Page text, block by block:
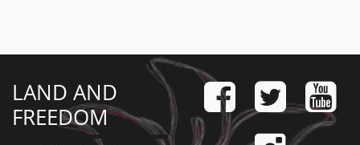
LAND AND
FREEDOM